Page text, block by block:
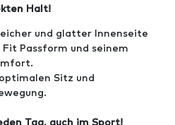
Halt!
und glatter Innenseite
Passform und seinem
Sitz und
Tag, auch im Sport!